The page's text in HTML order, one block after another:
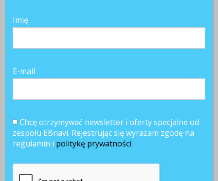
Imię
E-mail
Chcę otrzymywać newsletter i oferty specjalne od
zespołu EBnavi. Rejestrując się wyrażam zgodę na
regulamin i politykę prywatności